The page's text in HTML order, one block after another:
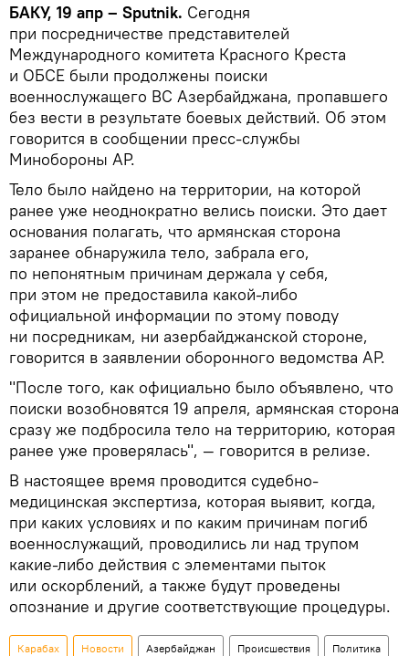
БАКУ, 19 апр – Sputnik. Сегодня
при посредничестве представителей
Международного комитета Красного Креста
и ОБСЕ были продолжены поиски
военнослужащего ВС Азербайджана, пропавшего
без вести в результате боевых действий. Об этом
говорится в сообщении пресс-службы
Минобороны АР.
Тело было найдено на территории, на которой
ранее уже неоднократно велись поиски. Это дает
основания полагать, что армянская сторона
заранее обнаружила тело, забрала его,
по непонятным причинам держала у себя,
при этом не предоставила какой-либо
официальной информации по этому поводу
ни посредникам, ни азербайджанской стороне,
говорится в заявлении оборонного ведомства АР.
"После того, как официально было объявлено, что
поиски возобновятся 19 апреля, армянская сторона
сразу же подбросила тело на территорию, которая
ранее уже проверялась", — говорится в релизе.
В настоящее время проводится судебно-
медицинская экспертиза, которая выявит, когда,
при каких условиях и по каким причинам погиб
военнослужащий, проводились ли над трупом
какие-либо действия с элементами пыток
или оскорблений, а также будут проведены
опознание и другие соответствующие процедуры.
Карабах Новости Азербайджан Происшествия Политика